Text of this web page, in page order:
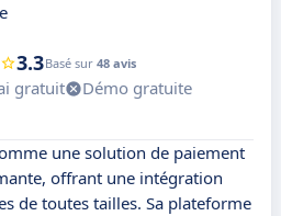
3.3Basé sur 48 avis
gratuit
Démo gratuite
une solution de paiement
offrant une intégration
de toutes tailles. Sa plateforme